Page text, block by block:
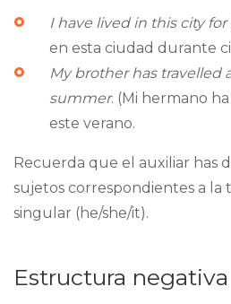
I have lived in this city for
en esta ciudad durante
My brother has travelled
summer. (Mi hermano
este verano.
Recuerda que el auxiliar has
sujetos correspondientes a la
singular (he/she/it).
Estructura negativa